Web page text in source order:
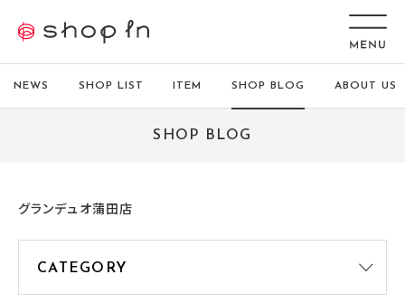
NEWS SHOP LIST ITEM SHOP BLOG ABOUT US
SHOP BLOG
グランデュオ蒲田店